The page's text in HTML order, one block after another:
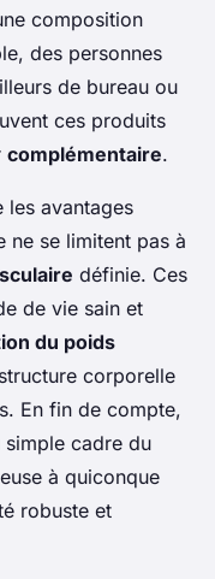
composition
des personnes
de bureau ou
ces produits
complémentaire.
les avantages
ne se limitent pas à
définie. Ces
de vie sain et
du poids
corporelle
En fin de compte,
cadre du
à quiconque
robuste et